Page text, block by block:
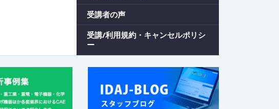
受講者の声
受講/利用規約・キャンセルポリシ
ー